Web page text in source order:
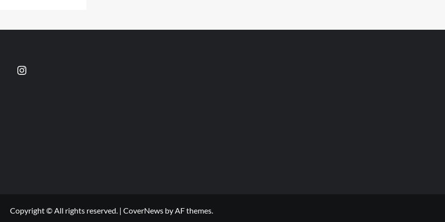
Instagram
Copyright © All rights reserved. | CoverNewsby AF themes.